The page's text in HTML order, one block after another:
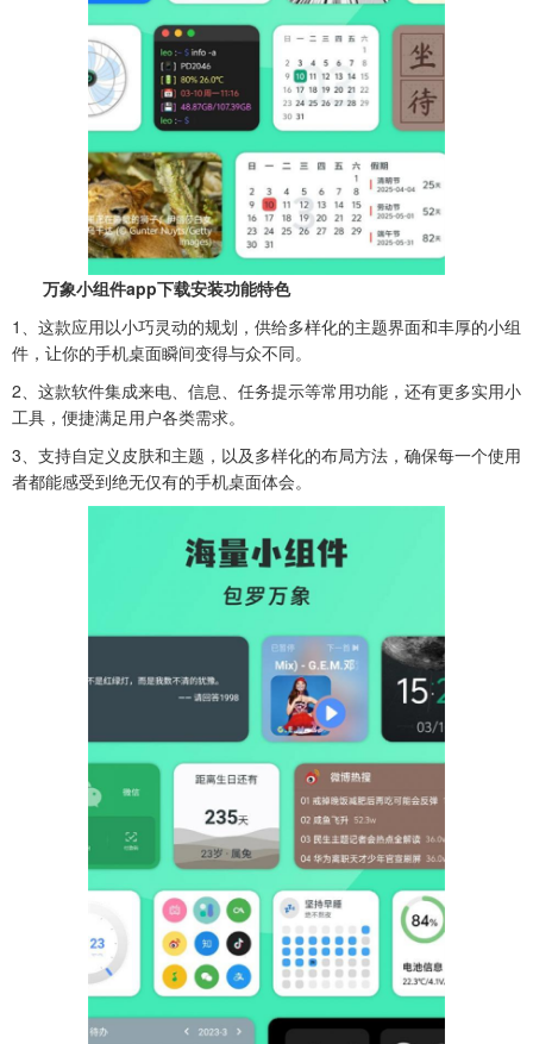
万象小组件app下载安装功能特色
1、这款应用以小巧灵动的规划，供给多样化的主题界面和丰厚的小组
件，让你的手机桌面瞬间变得与众不同。
2、 这款软件集成来电、信息、任务提示等常用功能，还有更多实用小
工具，便捷满足用户各类需求。
3、支持自定义皮肤和主题，以及多样化的布局方法，确保每一个使用
者都能感受到绝无仅有的手机桌面体会。